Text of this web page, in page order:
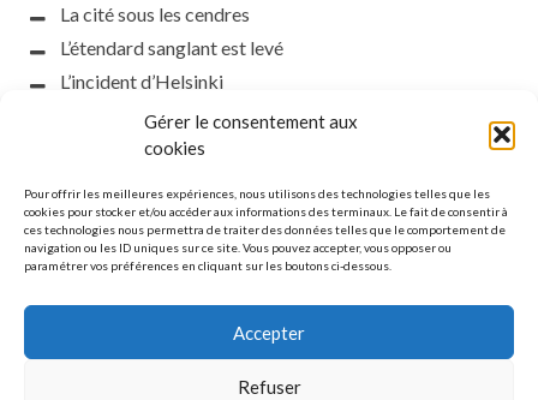
Gérer le consentement aux
cookies
Pour offrir les meilleures expériences, nous utilisons des technologies telles que les
cookies pour stocker et/ou accéder aux informations des terminaux. Le fait de consentir à
ces technologies nous permettra de traiter des données telles que le comportement de
navigation ou les ID uniques sur ce site. Vous pouvez accepter, vous opposer ou
paramétrer vos préférences en cliquant sur les boutons ci-dessous.
Accepter
Refuser
La cité sous les cendres
L’étendard sanglant est levé
L’incident d’Helsinki
la petite fasciste
Toutes les nuances de la nuit
Que s’obscurcissent le soleil et la lumière
Le silence